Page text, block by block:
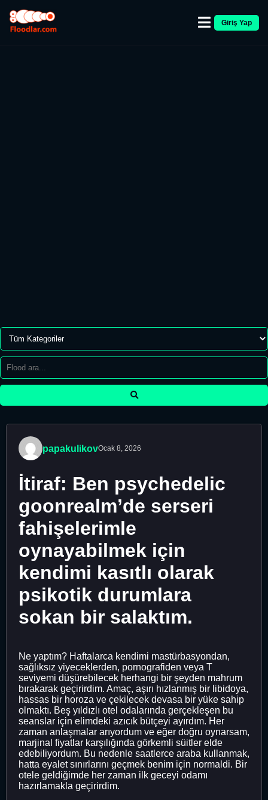
Giriş Yap
papakulikovOcak 8, 2026
İtiraf: Ben psychedelic
goonrealm’de serseri
fahişelerimle
oynayabilmek için
kendimi kasıtlı olarak
psikotik durumlara
sokan bir salaktım.
Ne yaptım? Haftalarca kendimi mastürbasyondan,
sağlıksız yiyeceklerden, pornografiden veya T
seviyemi düşürebilecek herhangi bir şeyden mahrum
bırakarak geçirirdim. Amaç, aşırı hızlanmış bir libidoya,
hassas bir horoza ve çekilecek devasa bir yüke sahip
olmaktı. Beş yıldızlı otel odalarında gerçekleşen bu
seanslar için elimdeki azıcık bütçeyi ayırdım. Her
zaman anlaşmalar arıyordum ve eğer doğru oynarsam,
marjinal fiyatlar karşılığında görkemli süitler elde
edebiliyordum. Bu nedenle saatlerce araba kullanmak,
hatta eyalet sınırlarını geçmek benim için normaldi. Bir
otele geldiğimde her zaman ilk geceyi odamı
hazırlamakla geçirirdim.